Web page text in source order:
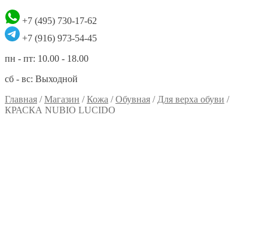
+7 (495) 730-17-62
+7 (916) 973-54-45
пн - пт: 10.00 - 18.00
сб - вс: Выходной
Главная /Магазин /Кожа /Обувная / Для верха обуви /
КРАСКА NUBIO LUCIDO